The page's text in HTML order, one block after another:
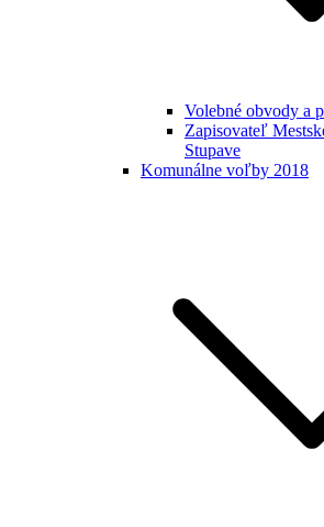
Volebné obvody a
Zapisovateľ
Stupave
Komunálne voľby 2018